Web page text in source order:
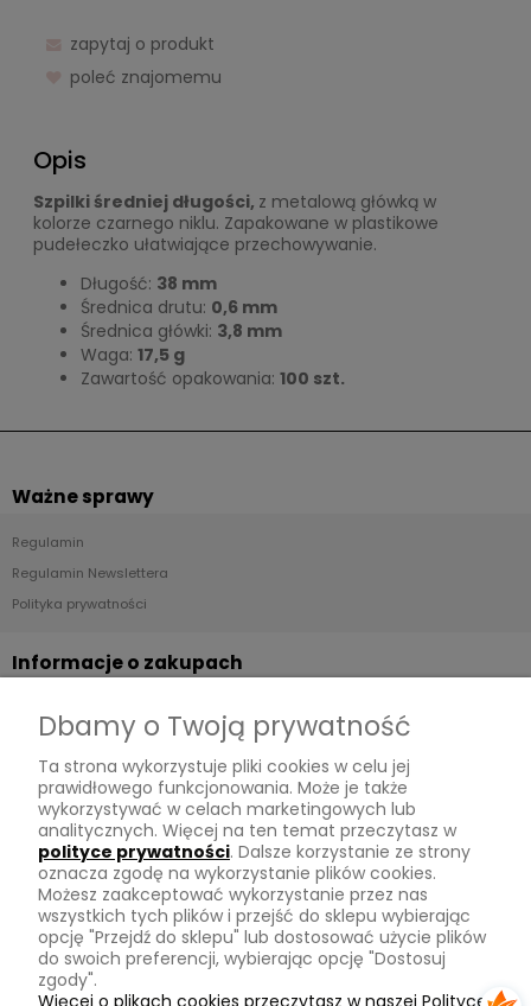
zapytaj o produkt
poleć znajomemu
Opis
Szpilki średniej długości, z metalową główką w
kolorze czarnego niklu. Zapakowane w plastikowe
pudełeczko ułatwiające przechowywanie.
Długość: 38 mm
Średnica drutu: 0,6 mm
Średnica główki: 3,8 mm
Waga: 17,5 g
Zawartość opakowania: 100 szt.
Ważne sprawy
Regulamin
Regulamin Newslettera
Polityka prywatności
Informacje o zakupach
Płatności
Zwroty
Tu mnie znajdziesz
Kontakt
O mnie
Instagram
Na skróty
Dbamy o Twoją prywatność
Ta strona wykorzystuje pliki cookies w celu jej
prawidłowego funkcjonowania. Może je także
wykorzystywać w celach marketingowych lub
analitycznych. Więcej na ten temat przeczytasz w
polityce prywatności. Dalsze korzystanie ze strony
oznacza zgodę na wykorzystanie plików cookies.
Możesz zaakceptować wykorzystanie przez nas
wszystkich tych plików i przejść do sklepu wybierając
opcję "Przejdź do sklepu" lub dostosować użycie plików
do swoich preferencji, wybierając opcję "Dostosuj
zgody".
Więcej o plikach cookies przeczytasz w naszej Polityce